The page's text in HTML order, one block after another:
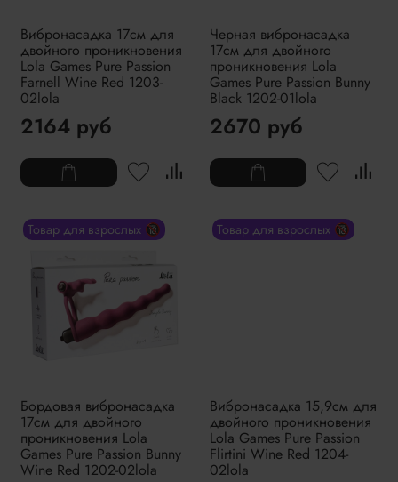
Вибронасадка 17см для
двойного проникновения
Lola Games Pure Passion
Farnell Wine Red 1203-
02lola
2164 руб
Черная вибронасадка
17см для двойного
проникновения Lola
Games Pure Passion Bunny
Black 1202-01lola
2670 руб
Товар для взрослых 🔞
Бордовая вибронасадка
17см для двойного
проникновения Lola
Games Pure Passion Bunny
Wine Red 1202-02lola
Товар для взрослых 🔞
Вибронасадка 15,9см для
двойного проникновения
Lola Games Pure Passion
Flirtini Wine Red 1204-
02lola